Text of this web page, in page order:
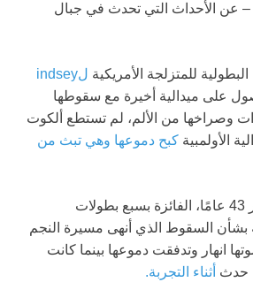
عن الأحداث التي تحدث في جبال
للمتزلجة الأمريكية
لindsey
على ميدالية أخيرة مع سقوطها
وصراخها من الألم، لم تستطع ألكوت
الأولمبية كبح دموعها وهي تبث من
كانت البالغة من العمر 43 عامًا، الفائزة بسبع بطولات
بشأن السقوط الذي أنهى مسيرة النجم
انهار وتدفقت دموعها بينما كانت
حدث أثناء التجربة.